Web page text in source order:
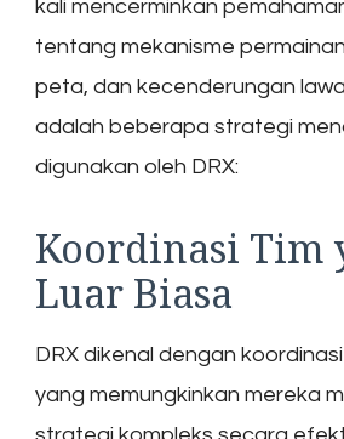
kali mencerminkan
tentang mekanisme
peta, dan kecenderungan
adalah beberapa strategi
digunakan oleh DRX:
Koordinasi Tim
Luar Biasa
DRX dikenal dengan
yang memungkinkan mereka